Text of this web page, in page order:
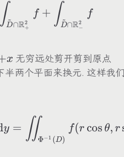
\int_{\tilde
∫D
~
∩R+
2
f + ∫D
~
∩R−
2
f
x 无穷远处剪开剪到原点
半两个平面来换元. 这样我
y = ∬Φ−1 (D)
f (r cos θ, r